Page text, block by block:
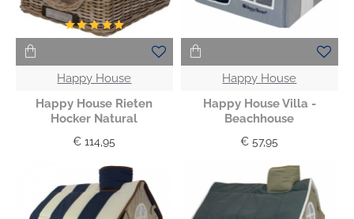
Happy House
Happy House Rieten
Hocker Natural
€ 114,95
Happy House
Happy House Villa -
Beachhouse
€ 57,95